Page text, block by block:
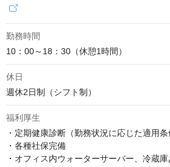
勤務時間
10：00～18：30（休憩1時間）
休日
週休2日制（シフト制）
福利厚生
・定期健康診断（勤務状況に応じた適用条
・各種社保完備
・オフィス内ウォーターサーバー、冷蔵庫